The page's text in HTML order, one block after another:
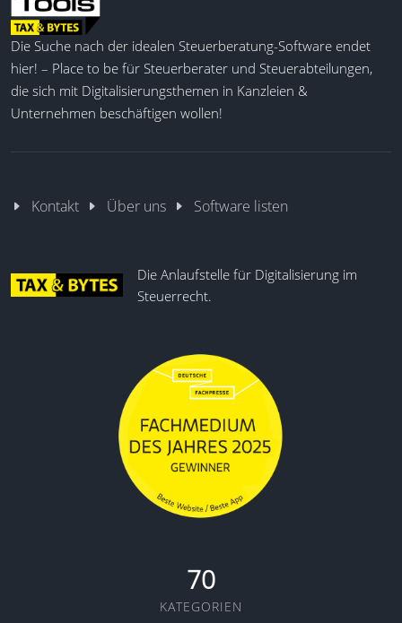
Die Suche nach der idealen Steuerberatung-Software endet
hier! – Place to be für Steuerberater und Steuerabteilungen,
die sich mit Digitalisierungsthemen in Kanzleien &
Unternehmen beschäftigen wollen!
Kontakt Über uns Software listen
Die Anlaufstelle für Digitalisierung im
Steuerrecht.
70
KATEGORIEN